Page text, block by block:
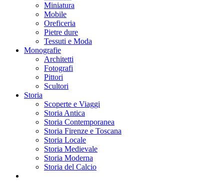
Miniatura
Mobile
Oreficeria
Pietre dure
Tessuti e Moda
Monografie
Architetti
Fotografi
Pittori
Scultori
Storia
Scoperte e Viaggi
Storia Antica
Storia Contemporanea
Storia Firenze e Toscana
Storia Locale
Storia Medievale
Storia Moderna
Storia del Calcio